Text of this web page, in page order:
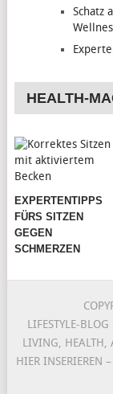
Schatz
HEALTH-
EXPERTENTIPPS
FÜRS SITZEN
GEGEN
SCHMERZEN
LIFESTYLE-
LIVING, HEALTH,
HIER INSERIEREN